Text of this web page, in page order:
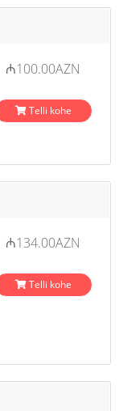
₼100.00AZN
Telli kohe
₼134.00AZN
Telli kohe